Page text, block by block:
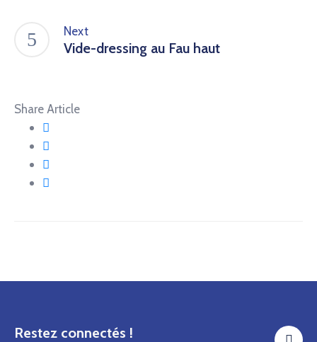
Next
Vide-dressing au Fau haut
Share Article
Restez connectés !